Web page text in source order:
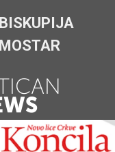
BISKUPIJA
MOSTAR